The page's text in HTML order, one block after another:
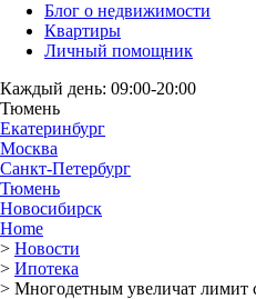
Блог о недвижимости
Квартиры
Личный помощник
Каждый день: 09:00-20:00
Тюмень
Екатеринбург
Москва
Санкт-Петербург
Тюмень
Новосибирск
Home
> Новости
> Ипотека
> Многодетным увеличат лимит